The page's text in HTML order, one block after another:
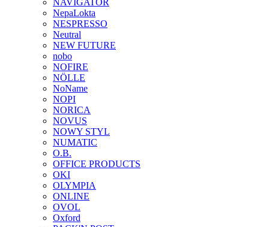
NAVIGATOR
NepaLokta
NESPRESSO
Neutral
NEW FUTURE
nobo
NOFIRE
NÖLLE
NoName
NOPI
NORICA
NOVUS
NOWY STYL
NUMATIC
O.B.
OFFICE PRODUCTS
OKI
OLYMPIA
ONLINE
OVOL
Oxford